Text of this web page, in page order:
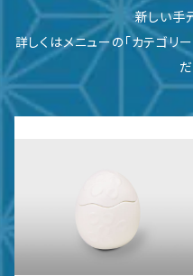
新しい手
詳しくはメニューの「カテゴリー